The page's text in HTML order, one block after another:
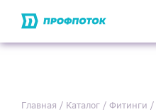
Главная Каталог Фитинги